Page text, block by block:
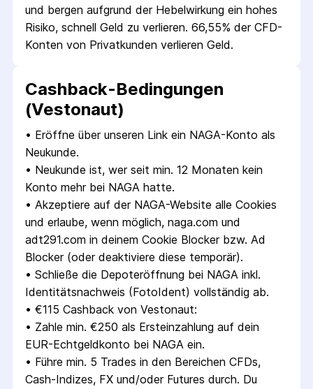
und bergen aufgrund der Hebelwirkung ein hohes
Risiko, schnell Geld zu verlieren. 66,55% der CFD-
Konten von Privatkunden verlieren Geld.
Cashback-Bedingungen
(Vestonaut)
• Eröffne über unseren Link ein NAGA-Konto als
Neukunde.
• Neukunde ist, wer seit min. 12 Monaten kein
Konto mehr bei NAGA hatte.
• Akzeptiere auf der NAGA-Website alle Cookies
und erlaube, wenn möglich, naga.com und
adt291.com in deinem Cookie Blocker bzw. Ad
Blocker (oder deaktiviere diese temporär).
• Schließe die Depoteröffnung bei NAGA inkl.
Identitätsnachweis (FotoIdent) vollständig ab.
• €115 Cashback von Vestonaut:
• Zahle min. €250 als Ersteinzahlung auf dein
EUR-Echtgeldkonto bei NAGA ein.
• Führe min. 5 Trades in den Bereichen CFDs,
Cash-Indizes, FX und/oder Futures durch. Du